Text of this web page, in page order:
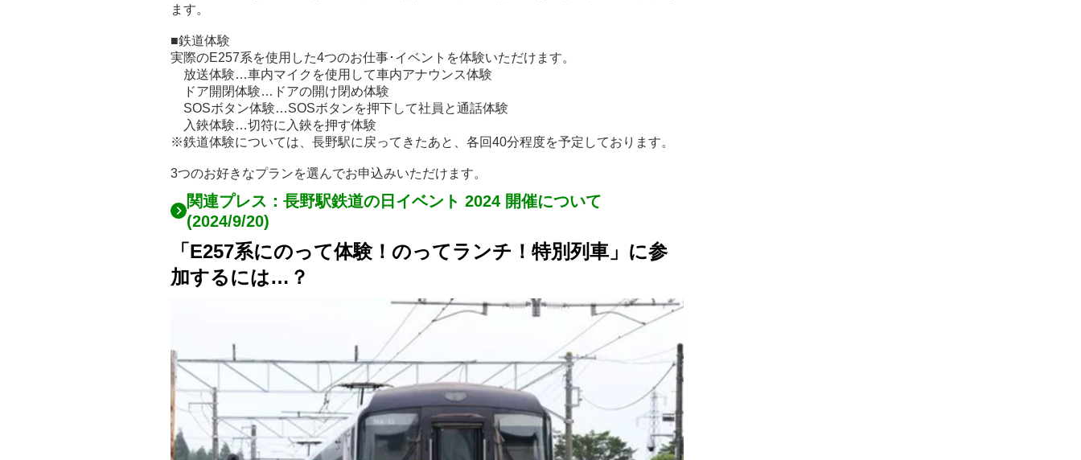
ます。
■鉄道体験
実際のE257系を使用した4つのお仕事･イベントを体験いただけます。
放送体験…車内マイクを使用して車内アナウンス体験
ドア開閉体験…ドアの開け閉め体験
SOSボタン体験…SOSボタンを押下して社員と通話体験
入鋏体験…切符に入鋏を押す体験
※鉄道体験については、長野駅に戻ってきたあと、各回40分程度を予定しております。
3つのお好きなプランを選んでお申込みいただけます。
関連プレス：長野駅鉄道の日イベント 2024 開催について
(2024/9/20)
「E257系にのって体験！のってランチ！特別列車」に参
加するには…？